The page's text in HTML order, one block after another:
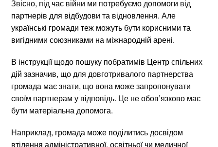
Звісно, під час війни ми потребуємо допомоги від
партнерів для відбудови та відновлення. Але
українські громади теж можуть бути корисними та
вигідними союзниками на міжнародній арені.
В інструкції щодо пошуку побратимів Центр спільних
дій зазначив, що для довготривалого партнерства
громада має знати, що вона може запропонувати
своїм партнерам у відповідь. Це не обов’язково має
бути матеріальна допомога.
Наприклад, громада може поділитись досвідом
втілення адміністративної, освітньої чи медичної